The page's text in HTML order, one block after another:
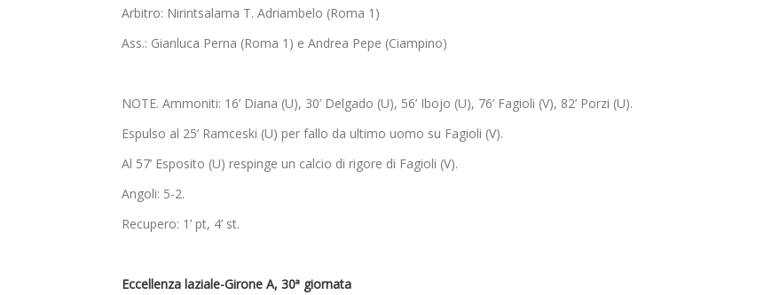
Arbitro: Nirintsalama T. Adriambelo (Roma 1)
Ass.: Gianluca Perna (Roma 1) e Andrea Pepe (Ciampino)
NOTE. Ammoniti: 16’ Diana (U), 30’ Delgado (U), 56’ Ibojo (U), 76’ Fagioli (V), 82’ Porzi (U).
Espulso al 25’ Ramceski (U) per fallo da ultimo uomo su Fagioli (V).
Al 57’ Esposito (U) respinge un calcio di rigore di Fagioli (V).
Angoli: 5-2.
Recupero: 1’ pt, 4’ st.
Eccellenza laziale-Girone A, 30ª giornata